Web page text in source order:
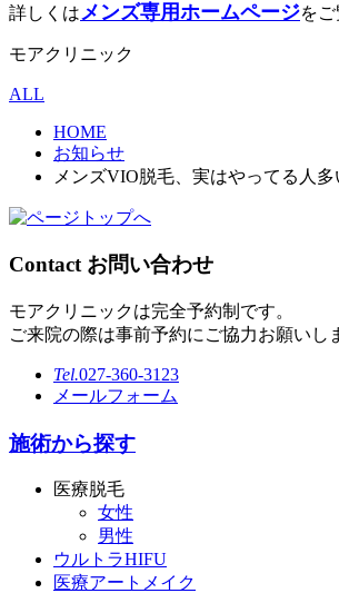
詳しくは メンズ専用ホームページを
モアクリニック
ALL
HOME
お知らせ
メンズVIO脱毛、実はやってる人多
Contact お問い合わせ
モアクリニックは完全予約制です。
ご来院の際は事前予約にご協力お願いし
Tel.027-360-3123
メールフォーム
施術から探す
医療脱毛
女性
男性
ウルトラHIFU
医療アートメイク